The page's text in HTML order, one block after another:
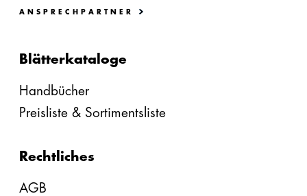
ANSPRECHPARTNER
Blätterkataloge
Handbücher
Preisliste & Sortimentsliste
Rechtliches
AGB